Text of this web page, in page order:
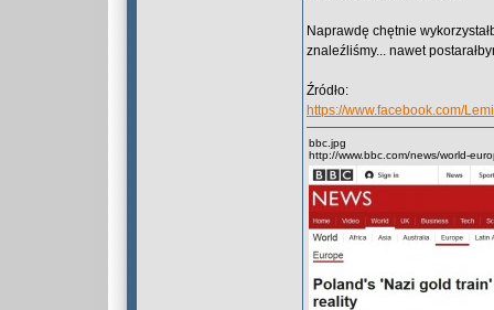
Naprawdę chętnie
znaleźliśmy... nawet
Źródło:
https://www.facebook.com/
bbc.jpg
http://www.bbc.com/news/world-